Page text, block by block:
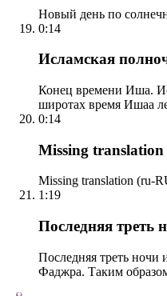
0:14
Исламская
Конец времени Иша.
широтах время Ишаа
0:14
Missing
Missing translation (ru-
1:19
Последняя треть
Последняя треть ночи
Фаджра. Таким